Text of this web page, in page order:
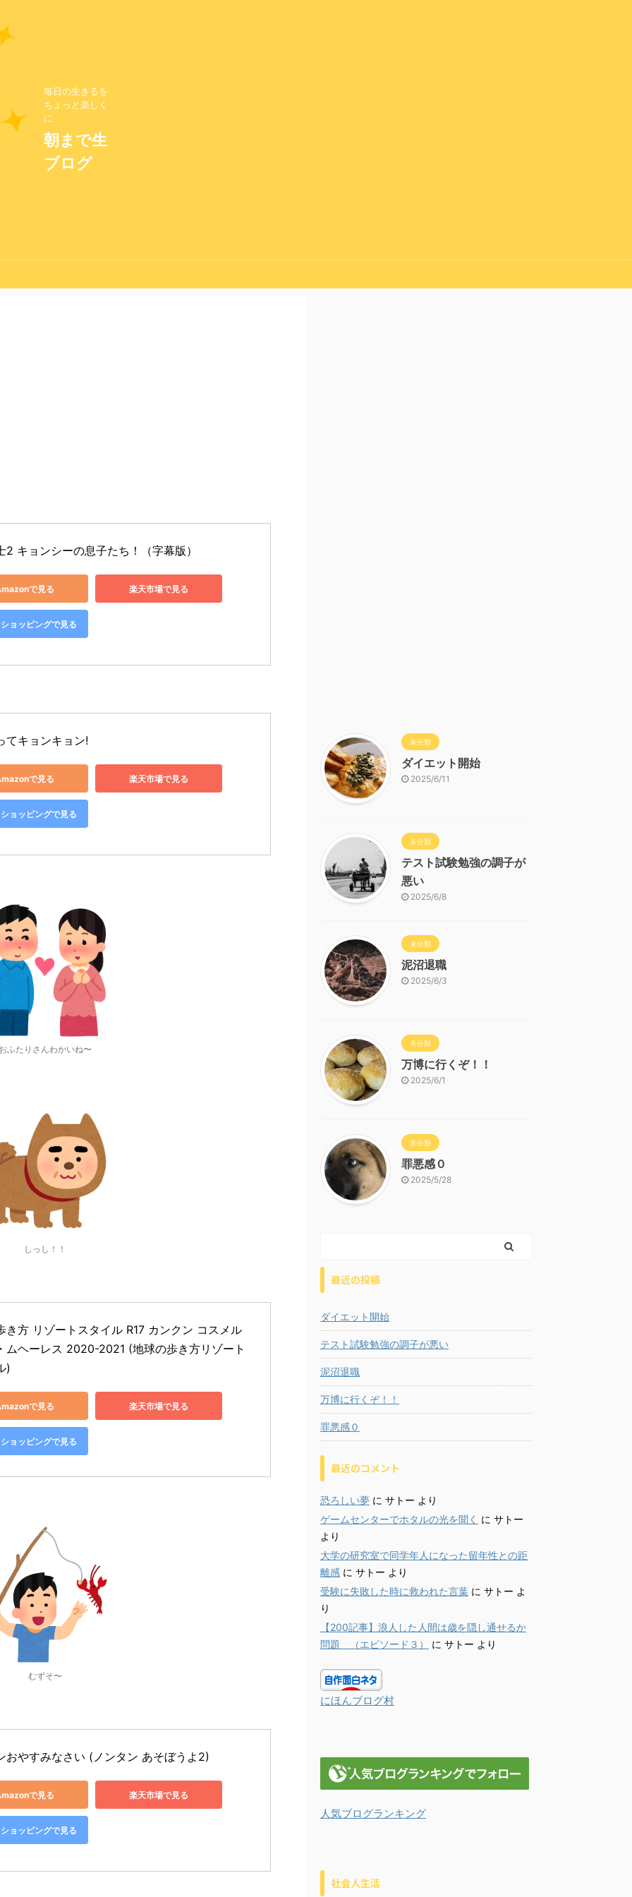
毎日の生きるを
ちょっと楽しく
に
朝まで生
ブログ
2 キョンシーの息子たち！（字幕版）
で見る 楽天市場で見る
ョッピングで見る
てキョンキョン!
で見る 楽天市場で見る
ョッピングで見る
ふたりさんわかいね〜
しっし！！
き方 リゾートスタイル R17 カンクン コスメル
ムヘーレス 2020-2021 (地球の歩き方リゾート
)
で見る 楽天市場で見る
ョッピングで見る
むずそ〜
おやすみなさい (ノンタン あそぼうよ2)
で見る 楽天市場で見る
ョッピングで見る
未分類
ダイエット開始
2025/6/11
未分類
テスト試験勉強の調子が
悪い
2025/6/8
未分類
泥沼退職
2025/6/3
未分類
万博に行くぞ！！
2025/6/1
未分類
罪悪感０
2025/5/28
最近の投稿
ダイエット開始
テスト試験勉強の調子が悪い
泥沼退職
万博に行くぞ！！
罪悪感０
最近のコメント
恐ろしい夢 に サトー より
ゲームセンターでホタルの光を聞く に サトー
より
大学の研究室で同学年人になった留年性との距
離感 に サトー より
受験に失敗した時に救われた言葉 に サトー よ
り
【200記事】浪人した人間は歳を隠し通せるか
問題 （エピソード３）
に サトー より
にほんブログ村
人気ブログランキング
社会人生活